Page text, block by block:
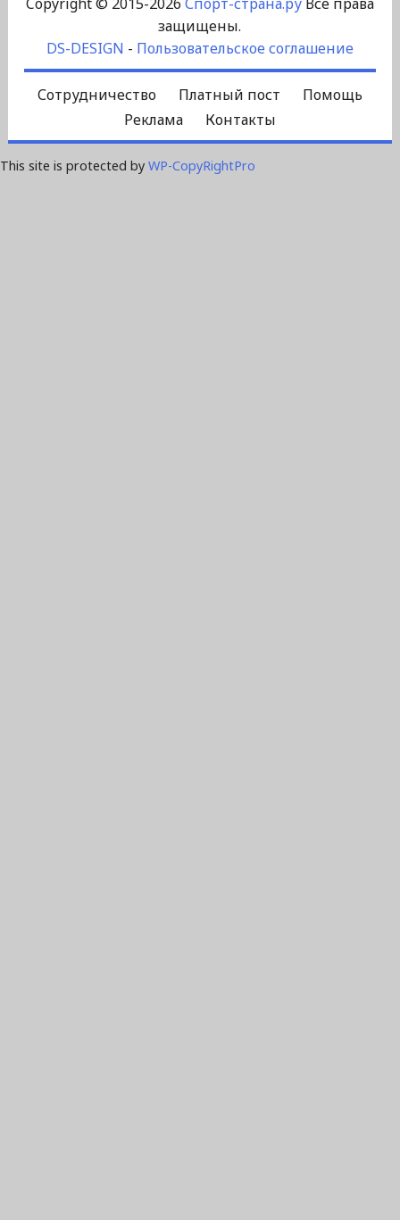
защищены.
DS-DESIGN - Пользовательское соглашение
Сотрудничество Платный пост
Помощь
Реклама
Контакты
This site is protected by WP-CopyRightPro